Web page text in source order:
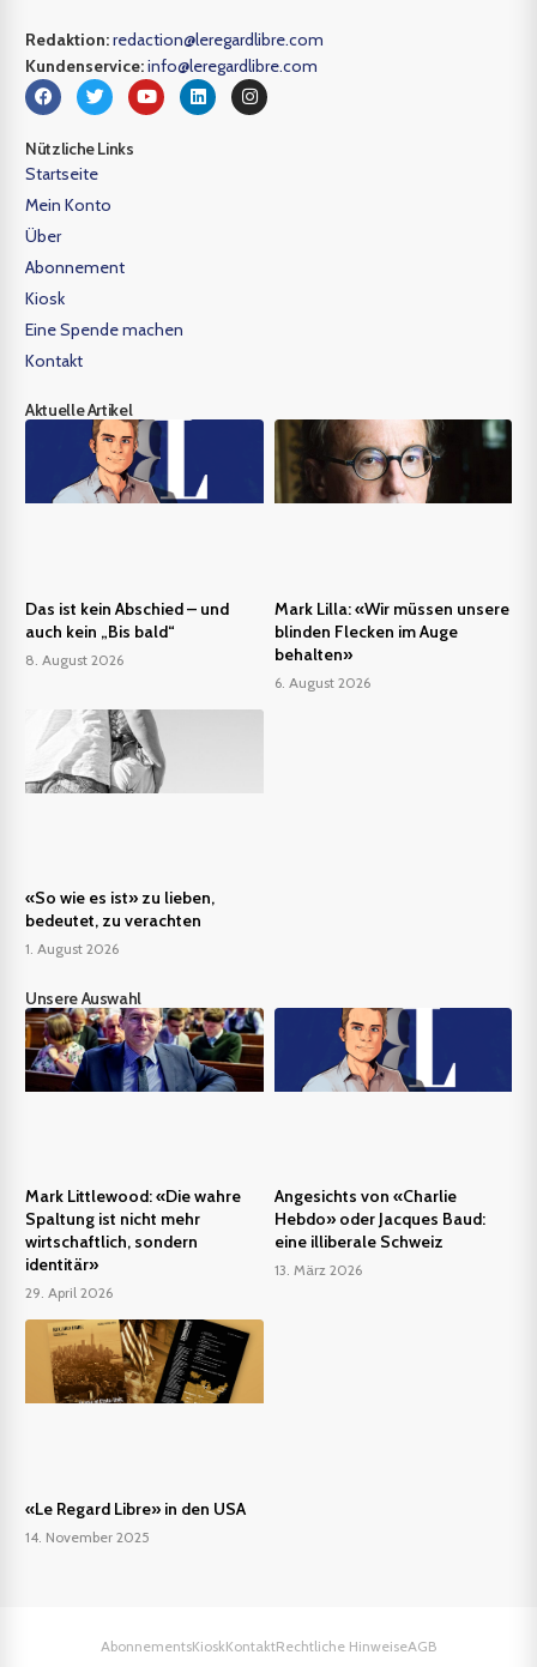
Redaktion:redaction@leregardlibre.com
Kundenservice:info@leregardlibre.com
Nützliche Links
Startseite
Mein Konto
Über
Abonnement
Kiosk
Eine Spende machen
Kontakt
Aktuelle Artikel
Das ist kein Abschied – und
auch kein „Bis bald“
8. August 2026
Mark Lilla: «Wir müssen unsere
blinden Flecken im Auge
behalten»
6. August 2026
«So wie es ist» zu lieben,
bedeutet, zu verachten
1. August 2026
Unsere Auswahl
Mark Littlewood: «Die wahre
Spaltung ist nicht mehr
wirtschaftlich, sondern
identitär»
29. April 2026
Angesichts von «Charlie
Hebdo» oder Jacques Baud:
eine illiberale Schweiz
13. März 2026
«Le Regard Libre» in den USA
14. November 2025
AbonnementsKioskKontaktRechtliche HinweiseAGB